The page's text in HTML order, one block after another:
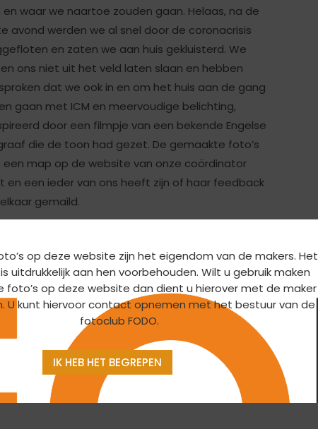
op deze website zijn het eigendom van de makers. Het
uitdrukkelijk aan hen voorbehouden. Wilt u gebruik maken
foto’s op deze website dan dient u hierover met de maker
U kunt hiervoor contact opnemen met het bestuur van de
fotoclub FODO.
IK HEB HET BEGREPEN
en waar we naartoe zouden gaan. Helaas, na de
avond werden we al snel door de coronacrisis
en zaten we aan huis gekluisterd. We
ons niet uit het veld laten slaan en hebben
dat we ook in en om het huis aan de gang
gaan met ICM en meervoudige belichting,
door een filmpje van een bekende Engelse
die de toon had gezet. De gemaakte foto’s
een map op de website van onze coördinator
en een ieder van ons heeft zijn of haar feedback
gemaild.